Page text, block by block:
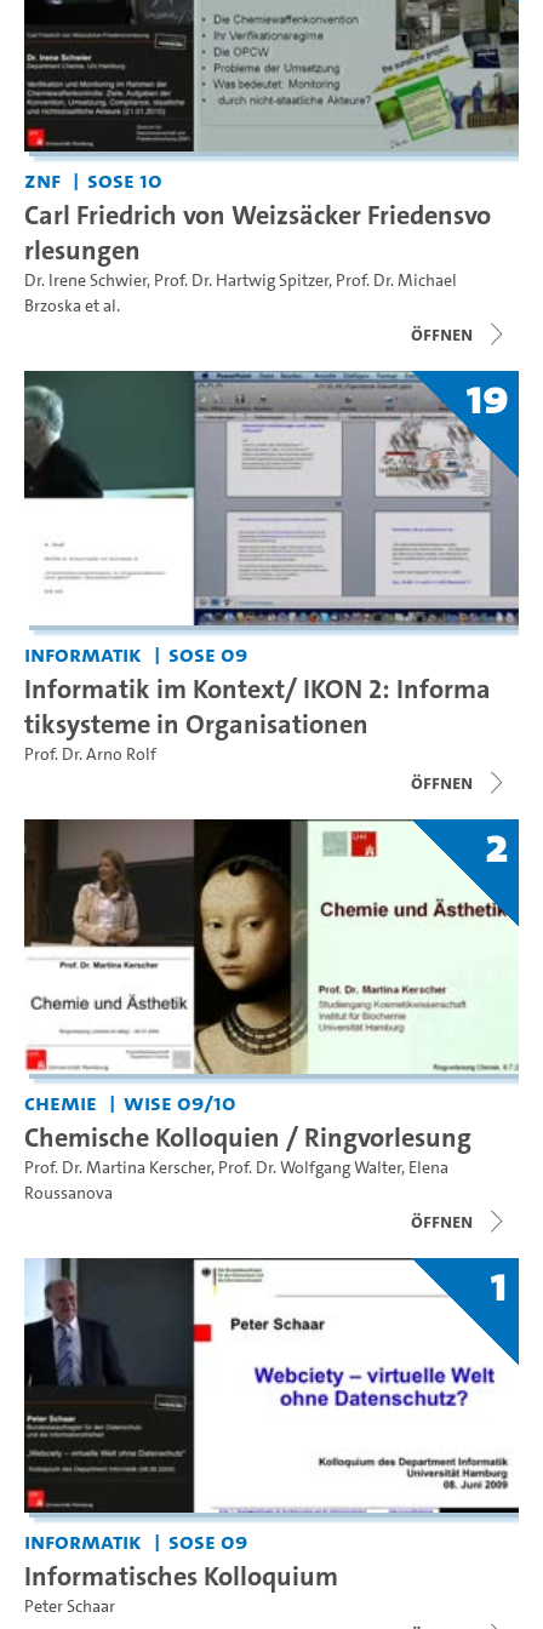
ZNF SoSe 10
Carl Friedrich von Weizsäcker Friedensvo
rlesungen
Dr. Irene Schwier, Prof. Dr. Hartwig Spitzer, Prof. Dr. Michael
Brzoska et al.
Öffnen
19
Informatik SoSe 09
Informatik im Kontext/ IKON 2: Informa
tiksysteme in Organisationen
Prof. Dr. Arno Rolf
Öffnen
2
Chemie WiSe 09/10
Chemische Kolloquien / Ringvorlesung
Prof. Dr. Martina Kerscher, Prof. Dr. Wolfgang Walter, Elena
Roussanova
Öffnen
1
Informatik SoSe 09
Informatisches Kolloquium
Peter Schaar